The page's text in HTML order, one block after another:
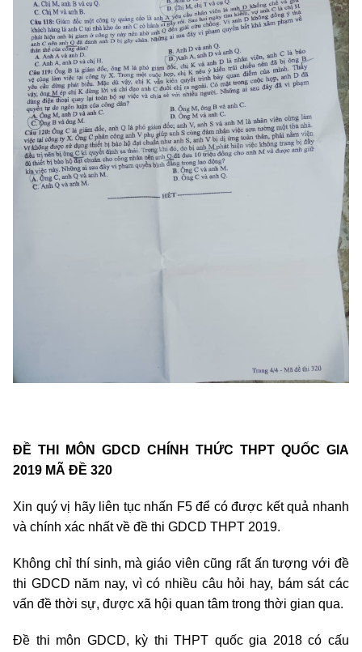
ĐỀ THI MÔN GDCD CHÍNH THỨC THPT QUỐC GIA
2019 MÃ ĐỀ 320
Xin quý vị hãy liên tục nhấn F5 để có được kết quả nhanh
và chính xác nhất về đề thi GDCD THPT 2019.
Không chỉ thí sinh, mà giáo viên cũng rất ấn tượng với đề
thi GDCD năm nay, vì có nhiều câu hỏi hay, bám sát các
vấn đề thời sự, được xã hội quan tâm trong thời gian qua.
Đề thi môn GDCD, kỳ thi THPT quốc gia 2018 có cấu